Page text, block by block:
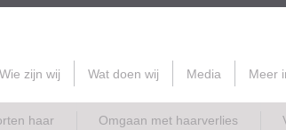
Wie zijn wij Wat doen wij Media Meer
haar Omgaan met haarverlies